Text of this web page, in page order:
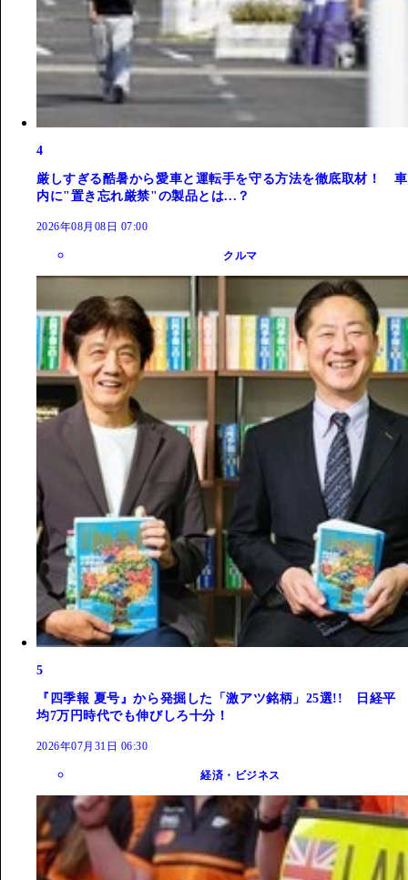
4
厳しすぎる酷暑から愛車と運転手を守る方法を徹底取材！ 車
内に"置き忘れ厳禁"の製品とは...？
2026年08月08日 07:00
クルマ
5
『四季報 夏号』から発掘した「激アツ銘柄」25選!! 日経平
均7万円時代でも伸びしろ十分！
2026年07月31日 06:30
経済・ビジネス